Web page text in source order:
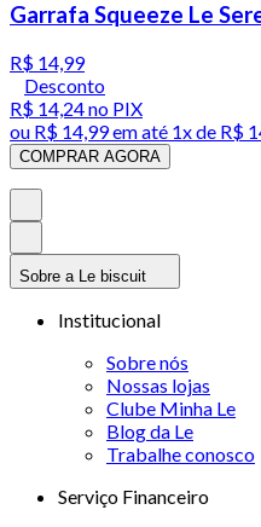
Garrafa Squeeze Le
R$ 14,99
Desconto
R$ 14,24no PIX
ou R$ 14,99em até 1x de R$
COMPRAR AGORA
Sobre a Le biscuit
Institucional
Sobre nós
Nossas lojas
Clube Minha Le
Blog da Le
Trabalhe conosco
Serviço Financeiro